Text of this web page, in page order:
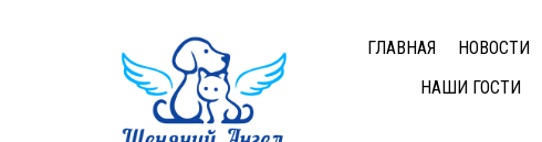
ГЛАВНАЯ НОВОСТИ
НАШИ ГОСТИ